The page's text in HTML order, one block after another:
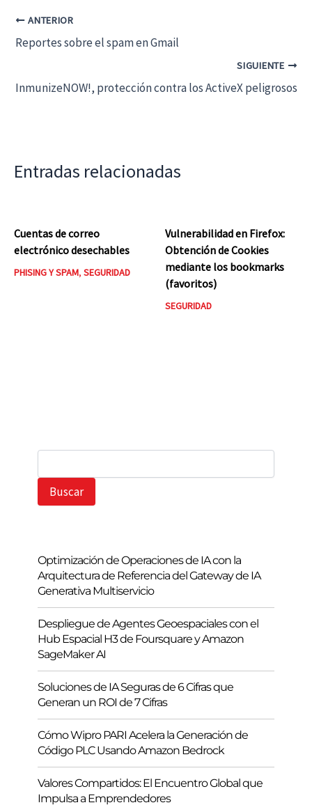
ANTERIOR
Reportes sobre el spam en Gmail
SIGUIENTE
InmunizeNOW!, protección contra los ActiveX peligrosos
Entradas relacionadas
Cuentas de correo
electrónico desechables
PHISING Y SPAM, SEGURIDAD
Vulnerabilidad en Firefox:
Obtención de Cookies
mediante los bookmarks
(favoritos)
SEGURIDAD
B
s
Buscar
Optimización de Operaciones de IA con la
Arquitectura de Referencia del Gateway de IA
Generativa Multiservicio
Despliegue de Agentes Geoespaciales con el
Hub Espacial H3 de Foursquare y Amazon
SageMaker AI
Soluciones de IA Seguras de 6 Cifras que
Generan un ROI de 7 Cifras
Cómo Wipro PARI Acelera la Generación de
Código PLC Usando Amazon Bedrock
Valores Compartidos: El Encuentro Global que
Impulsa a Emprendedores